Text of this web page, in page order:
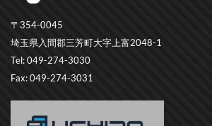
〒354-0045
埼玉県入間郡三芳町大字上富2048-1
Tel: 049-274-3030
Fax: 049-274-3031